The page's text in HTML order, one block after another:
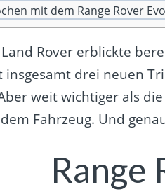
mit dem Range Rover
Land Rover erblickte
insgesamt drei neuen
weit wichtiger als
Fahrzeug. Und
Range